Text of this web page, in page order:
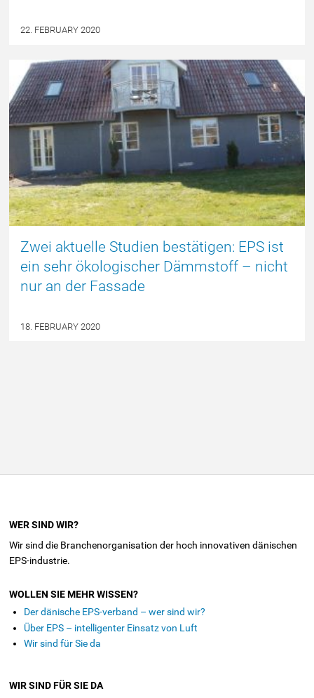
22. FEBRUARY 2020
Zwei aktuelle Studien bestätigen: EPS ist
ein sehr ökologischer Dämmstoff – nicht
nur an der Fassade
18. FEBRUARY 2020
DEUTSCH
WER SIND WIR?
Wir sind die Branchenorganisation der hoch innovativen dänischen
EPS-industrie.
WOLLEN SIE MEHR WISSEN?
Der dänische EPS-verband – wer sind wir?
Über EPS – intelligenter Einsatz von Luft
Wir sind für Sie da
WIR SIND FÜR SIE DA